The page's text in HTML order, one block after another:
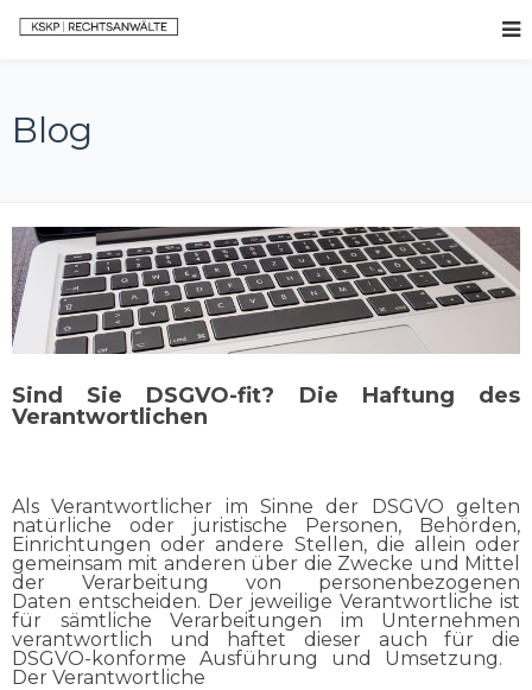
Blog
Sind Sie DSGVO-fit? Die Haftung des
Verantwortlichen
Als Verantwortlicher im Sinne der DSGVO gelten
natürliche oder juristische Personen, Behörden,
Einrichtungen oder andere Stellen, die allein oder
gemeinsam mit anderen über die Zwecke und Mittel
der Verarbeitung von personenbezogenen
Daten entscheiden. Der jeweilige Verantwortliche ist
für sämtliche Verarbeitungen im Unternehmen
verantwortlich und haftet dieser auch für die
DSGVO-konforme Ausführung und Umsetzung.
Der Verantwortliche